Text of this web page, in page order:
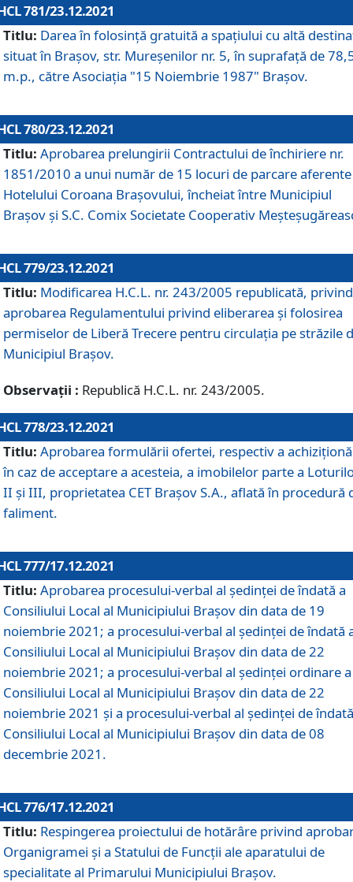
781/23.12.2021
Titlu: Darea în folosinţă gratuită a spaţiului cu altă
situat în Braşov, str. Mureşenilor nr. 5, în suprafaţă de
m.p., către Asociaţia "15 Noiembrie 1987" Braşov.
780/23.12.2021
Titlu: Aprobarea prelungirii Contractului de închiriere nr.
1851/2010 a unui număr de 15 locuri de parcare aferente
Hotelului Coroana Brașovului, încheiat între Municipiul
Braşov şi S.C. Comix Societate Cooperativ
779/23.12.2021
Titlu: Modificarea H.C.L. nr. 243/2005 republicată, privind
aprobarea Regulamentului privind eliberarea şi folosirea
permiselor de Liberă Trecere pentru circulația pe străzile
Municipiul Braşov.
Observații : Republică H.C.L. nr. 243/2005.
778/23.12.2021
Titlu: Aprobarea formulării ofertei, respectiv a
în caz de acceptare a acesteia, a imobilelor parte a
II și III, proprietatea CET Brașov S.A., aflată în procedură
faliment.
777/17.12.2021
Titlu: Aprobarea procesului-verbal al şedinţei de îndată a
Consiliului Local al Municipiului Braşov din data de 19
noiembrie 2021; a procesului-verbal al şedinţei de îndată
Consiliului Local al Municipiului Braşov din data de 22
noiembrie 2021; a procesului-verbal al şedinţei ordinare a
Consiliului Local al Municipiului Braşov din data de 22
noiembrie 2021 și a procesului-verbal al şedinţei de
Consiliului Local al Municipiului Braşov din data de 08
decembrie 2021.
776/17.12.2021
Titlu: Respingerea proiectului de hotărâre privind
Organigramei şi a Statului de Funcţii ale aparatului de
specialitate al Primarului Municipiului Braşov.